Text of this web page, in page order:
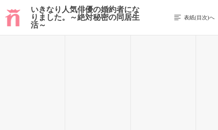
いきなり人気俳優の婚約者にな
りました。～絶対秘密の同居生
活～
表紙(目次)へ
前のページを表示する